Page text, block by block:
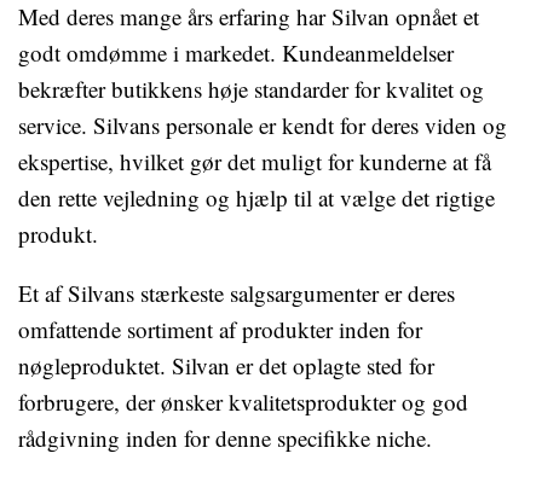
Med deres mange års erfaring har Silvan opnået et
godt omdømme i markedet. Kundeanmeldelser
bekræfter butikkens høje standarder for kvalitet og
service. Silvans personale er kendt for deres viden og
ekspertise, hvilket gør det muligt for kunderne at få
den rette vejledning og hjælp til at vælge det rigtige
produkt.
Et af Silvans stærkeste salgsargumenter er deres
omfattende sortiment af produkter inden for
nøgleproduktet. Silvan er det oplagte sted for
forbrugere, der ønsker kvalitetsprodukter og god
rådgivning inden for denne specifikke niche.